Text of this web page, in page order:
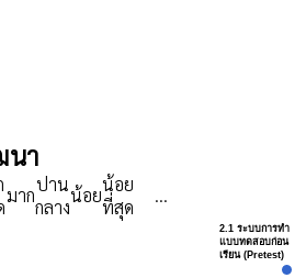
นา
มากปาน
กลาง
น้อยน้อย
ที่สุด
...
2.1 ระบบการทำ
แบบทดสอบก่อน
เรียน (Pretest)